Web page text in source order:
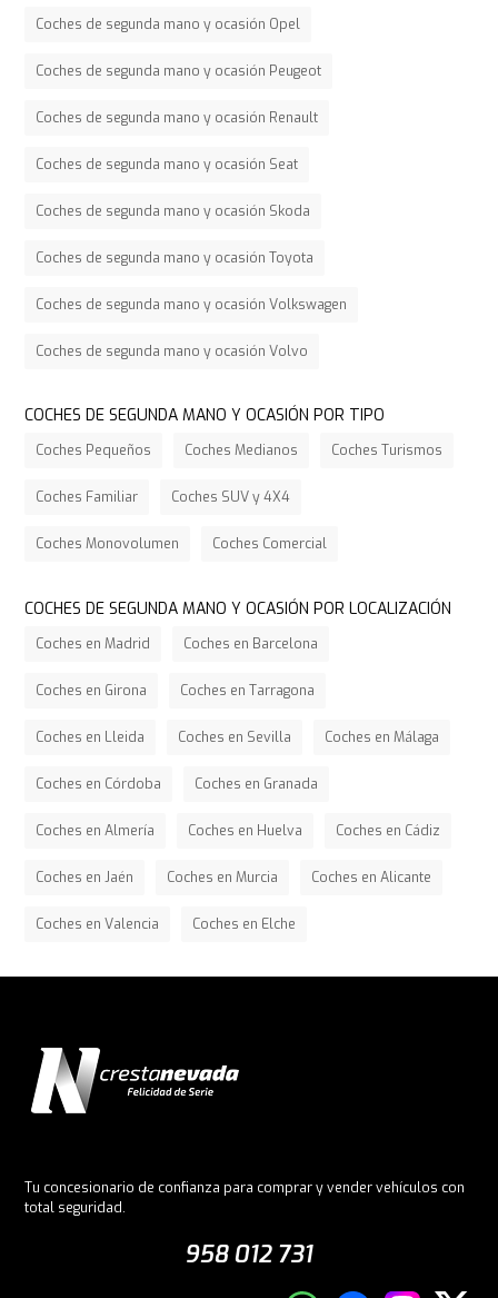
Coches de segunda mano y ocasión Opel
Coches de segunda mano y ocasión Peugeot
Coches de segunda mano y ocasión Renault
Coches de segunda mano y ocasión Seat
Coches de segunda mano y ocasión Skoda
Coches de segunda mano y ocasión Toyota
Coches de segunda mano y ocasión Volkswagen
Coches de segunda mano y ocasión Volvo
COCHES DE SEGUNDA MANO Y OCASIÓN POR TIPO
Coches Pequeños Coches Medianos Coches Turismos
Coches Familiar Coches SUV y 4X4
Coches Monovolumen Coches Comercial
COCHES DE SEGUNDA MANO Y OCASIÓN POR LOCALIZACIÓN
Coches en Madrid Coches en Barcelona
Coches en Girona Coches en Tarragona
Coches en Lleida Coches en Sevilla Coches en Málaga
Coches en Córdoba Coches en Granada
Coches en Almería Coches en Huelva Coches en Cádiz
Coches en Jaén Coches en Murcia Coches en Alicante
Coches en Valencia Coches en Elche
Tu concesionario de confianza para comprar y vender vehículos con
total seguridad.
958 012 731